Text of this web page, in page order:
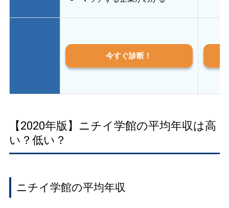
今すぐ診断！
【2020年版】ニチイ学館の平均年収は高
い？低い？
ニチイ学館の平均年収